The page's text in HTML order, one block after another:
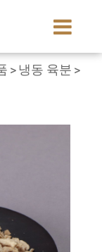
냉동 육분